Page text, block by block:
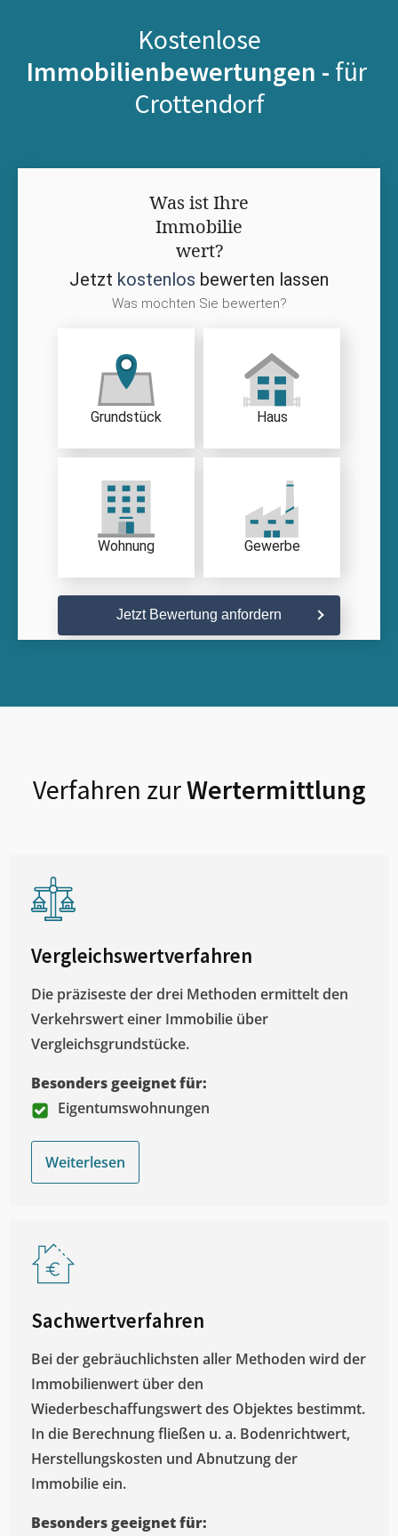
Kostenlose
Immobilienbewertungen - für
Crottendorf
Was ist Ihre
Immobilie
wert?
Jetzt kostenlos bewerten lassen
Was möchten Sie bewerten?
Grundstück Haus
Wohnung Gewerbe
Jetzt Bewertung anfordern
Verfahren zurWertermittlung
Vergleichswertverfahren
Die präziseste der drei Methoden ermittelt den
Verkehrswert einer Immobilie über
Vergleichsgrundstücke.
Besonders geeignet für:
Eigentumswohnungen
Weiterlesen
Sachwertverfahren
Bei der gebräuchlichsten aller Methoden wird der
Immobilienwert über den
Wiederbeschaffungswert des Objektes bestimmt.
In die Berechnung fließen u. a. Bodenrichtwert,
Herstellungskosten und Abnutzung der
Immobilie ein.
Besonders geeignet für: